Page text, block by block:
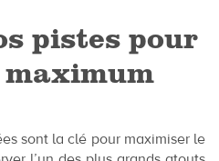
pistes pour
sont la clé pour maximiser le